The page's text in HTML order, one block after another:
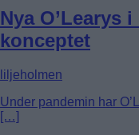
Nya O’Learys
konceptet
liljeholmen
Under pandemin har
[…]